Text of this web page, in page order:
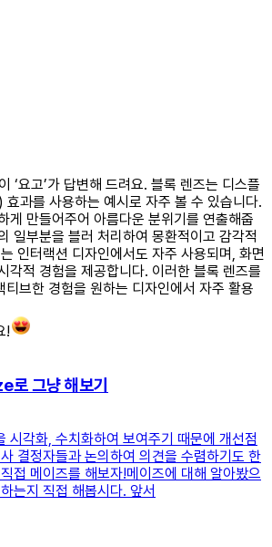
‘요고’가 답변해 드려요. 블록 렌즈는 디스플
과를 사용하는 예시로 자주 볼 수 있습니다.
게 만들어주어 아름다운 분위기를 연출해줍
일부분을 블러 처리하여 몽환적이고 감각적
인터랙션 디자인에서도 자주 사용되며, 화면
각적 경험을 제공합니다. 이러한 블록 렌즈를
티브한 경험을 원하는 디자인에서 자주 활용
!
로 그냥 해보기
시각화, 수치화하여 보여주기 때문에 개선점
결정자들과 논의하여 의견을 수렴하기도 한
접 메이즈를 해보자!메이즈에 대해 알아봤으
는지 직접 해봅시다. 앞서